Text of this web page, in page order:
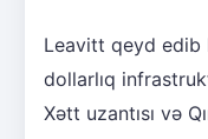
Leavitt qeyd edib
dollarlıq
Xətt uzantısı və